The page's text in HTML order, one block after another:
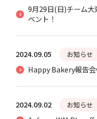
9月29日(日)チーム大
ベント！
2024.09.05 お知らせ
Happy Bakery報告
2024.09.02 お知らせ